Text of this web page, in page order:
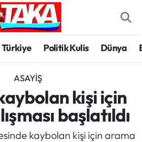
Türkiye Politik Kulis Dünya
ASAYIŞ
kişi için
başlatıldı
kaybolan kişi için arama
Haritası
ve Fikstür